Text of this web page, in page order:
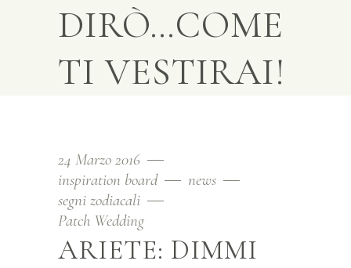
DIRÒ…COME
TI VESTIRAI!
24 Marzo 2016
inspiration board
news
segni zodiacali
Patch Wedding
ARIETE: DIMMI